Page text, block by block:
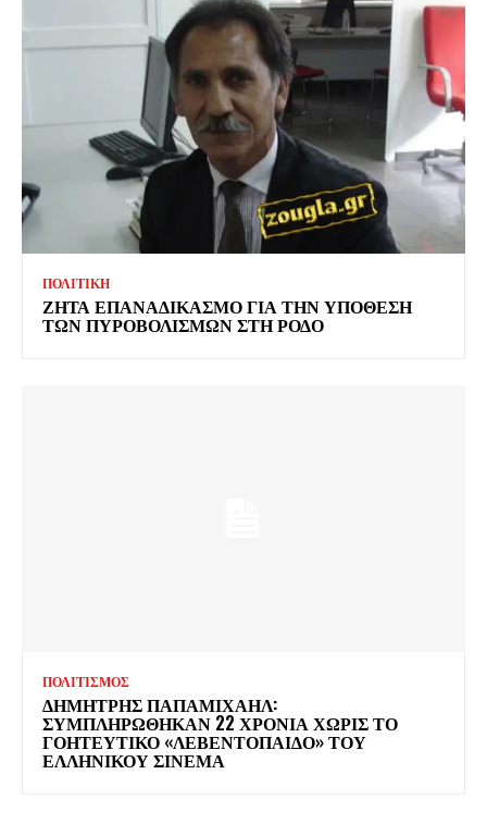
ΠΟΛΙΤΙΚΗ
ΖΗΤΑ ΕΠΑΝΑΔΙΚΑΣΜΟ ΓΙΑ ΤΗΝ ΥΠΟΘΕΣΗ
ΤΩΝ ΠΥΡΟΒΟΛΙΣΜΩΝ ΣΤΗ ΡΟΔΟ
ΠΟΛΙΤΙΣΜΟΣ
ΔΗΜΗΤΡΗΣ ΠΑΠΑΜΙΧΑΗΛ:
ΣΥΜΠΛΗΡΩΘΗΚΑΝ 22 ΧΡΟΝΙΑ ΧΩΡΙΣ ΤΟ
ΓΟΗΤΕΥΤΙΚΟ «ΛΕΒΕΝΤΟΠΑΙΔΟ» ΤΟΥ
ΕΛΛΗΝΙΚΟΥ ΣΙΝΕΜΑ